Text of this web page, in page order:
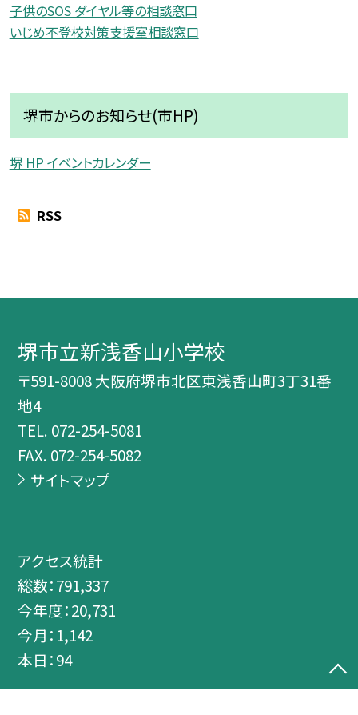
子供のSOS ダイヤル等の相談窓口
いじめ不登校対策支援室相談窓口
堺市からのお知らせ(市HP)
堺 HP イベントカレンダー
RSS
堺市立新浅香山小学校
〒591-8008 大阪府堺市北区東浅香山町3丁31番
地4
TEL. 072-254-5081
FAX. 072-254-5082
サイトマップ
アクセス統計
総数：791,337
今年度：20,731
今月： 1,142
本日：94